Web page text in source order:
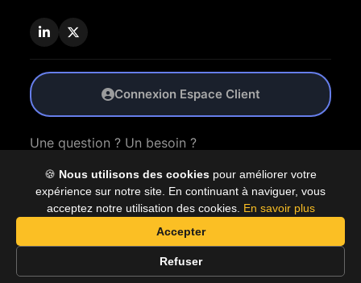
🍪 Nous utilisons des cookies pour améliorer votre
expérience sur notre site. En continuant à naviguer, vous
acceptez notre utilisation des cookies. En savoir plus
Accepter
Refuser
Connexion Espace Client
Une question ? Un besoin ?
Nous Contacter
© 2026 Coproly. Tous droits réservés.